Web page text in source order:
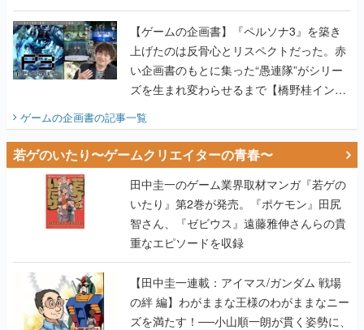
画書】
【ゲームの企画書】『ペルソナ3』を築き
上げたのは反骨心とリスペクトだった。赤
い企画書のもとに集った“愚連隊”がシリー
ズを生まれ変わらせるまで【橋野桂インタ
ゲームの企画書の記事一覧
若ゲのいたり〜ゲームクリエイターの青春〜
田中圭一のゲーム業界取材マンガ『若ゲの
いたり』第2巻が発売。『ポケモン』田尻
智さん、『ゼビウス』遠藤雅伸さんらの貴
重なエピソードを収録
【田中圭一連載：アイマス/ガンダム 戦場
の絆 編】わがままな王様のわがままなニー
ズを満たす！──小山順一朗が貫く姿勢に、